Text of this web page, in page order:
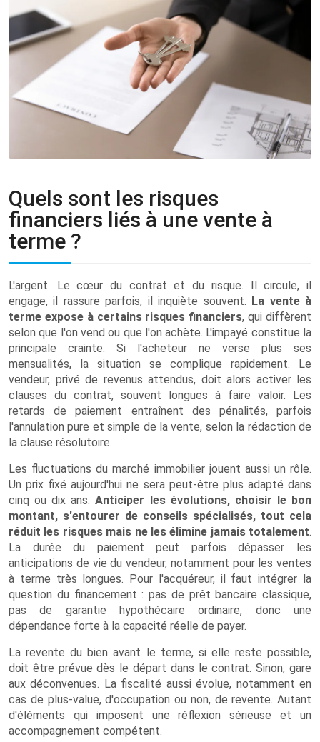
Quels sont les risques
financiers liés à une vente à
terme ?
L'argent. Le cœur du contrat et du risque. Il circule, il
engage, il rassure parfois, il inquiète souvent. La vente à
terme expose à certains risques financiers, qui diffèrent
selon que l'on vend ou que l'on achète. L'impayé constitue la
principale crainte. Si l'acheteur ne verse plus ses
mensualités, la situation se complique rapidement. Le
vendeur, privé de revenus attendus, doit alors activer les
clauses du contrat, souvent longues à faire valoir. Les
retards de paiement entraînent des pénalités, parfois
l'annulation pure et simple de la vente, selon la rédaction de
la clause résolutoire.
Les fluctuations du marché immobilier jouent aussi un rôle.
Un prix fixé aujourd'hui ne sera peut-être plus adapté dans
cinq ou dix ans.Anticiper les évolutions, choisir le bon
montant, s'entourer de conseils spécialisés, tout cela
réduit les risques mais ne les élimine jamais totalement.
La durée du paiement peut parfois dépasser les
anticipations de vie du vendeur, notamment pour les ventes
à terme très longues. Pour l'acquéreur, il faut intégrer la
question du financement : pas de prêt bancaire classique,
pas de garantie hypothécaire ordinaire, donc une
dépendance forte à la capacité réelle de payer.
La revente du bien avant le terme, si elle reste possible,
doit être prévue dès le départ dans le contrat. Sinon, gare
aux déconvenues. La fiscalité aussi évolue, notamment en
cas de plus-value, d'occupation ou non, de revente. Autant
d'éléments qui imposent une réflexion sérieuse et un
accompagnement compétent.